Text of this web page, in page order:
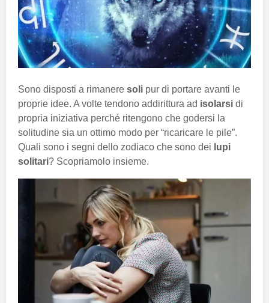
Sono disposti a rimanere soli pur di portare avanti le
proprie idee. A volte tendono addirittura ad isolarsi di
propria iniziativa perché ritengono che godersi la
solitudine sia un ottimo modo per “ricaricare le pile”.
Quali sono i segni dello zodiaco che sono dei lupi
solitari? Scopriamolo insieme.